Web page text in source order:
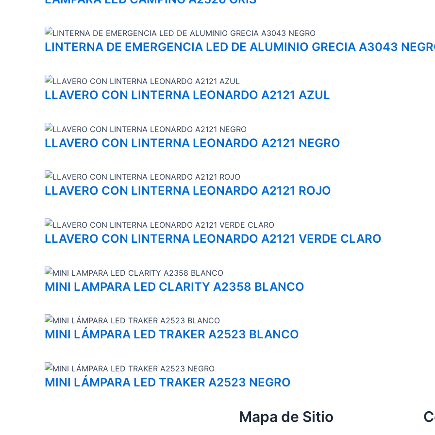
LINTERNA DE EMERGENCIA LED DE ALUMINIO GRECIA A3043
LLAVERO CON LINTERNA LEONARDO A2121 AZUL
LLAVERO CON LINTERNA LEONARDO A2121 NEGRO
LLAVERO CON LINTERNA LEONARDO A2121 ROJO
LLAVERO CON LINTERNA LEONARDO A2121 VERDE CLARO
MINI LAMPARA LED CLARITY A2358 BLANCO
MINI LÁMPARA LED TRAKER A2523 BLANCO
MINI LÁMPARA LED TRAKER A2523 NEGRO
Mapa de Sitio